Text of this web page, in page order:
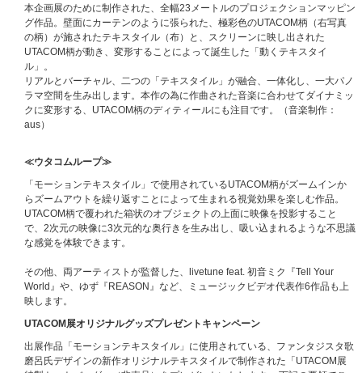
本企画展のために制作された、全幅23メートルのプロジェクションマッピン
グ作品。壁面にカーテンのように張られた、極彩色のUTACOM柄（右写真
の柄）が施されたテキスタイル（布）と、スクリーンに映し出された
UTACOM柄が動き、変形することによって誕生した「動くテキスタイ
ル」。
リアルとバーチャル、二つの「テキスタイル」が融合、一体化し、一大パノ
ラマ空間を生み出します。本作の為に作曲された音楽に合わせてダイナミッ
クに変形する、UTACOM柄のディティールにも注目です。（音楽制作：
aus）
≪ウタコムループ≫
「モーションテキスタイル」で使用されているUTACOM柄がズームインか
らズームアウトを繰り返すことによって生まれる視覚効果を楽しむ作品。
UTACOM柄で覆われた箱状のオブジェクトの上面に映像を投影すること
で、2次元の映像に3次元的な奥行きを生み出し、吸い込まれるような不思議
な感覚を体験できます。
その他、両アーティストが監督した、livetune feat. 初音ミク『Tell Your
World』や、ゆず『REASON』など、ミュージックビデオ代表作6作品も上
映します。
UTACOM展オリジナルグッズプレゼントキャンペーン
出展作品「モーションテキスタイル」に使用されている、ファンタジスタ歌
磨呂氏デザインの新作オリジナルテキスタイルで制作された「UTACOM展